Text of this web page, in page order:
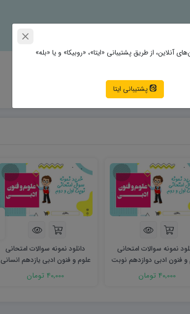
اول نمونه سوالات امتحانی علوم و فنون ادبی یازدهم
نمونه سوالات امتحانی
و فنون ادبی دوازدهم نوبت
40,000 تومان
دانلود نمونه سوالات امتحانی
علوم و فنون ادبی یازدهم انسانی
40,000 تومان
آنلاین، از طریق پشتیبانی «ایتا»، «روبیکا» و یا «بله»
پشتیبانی ایتا